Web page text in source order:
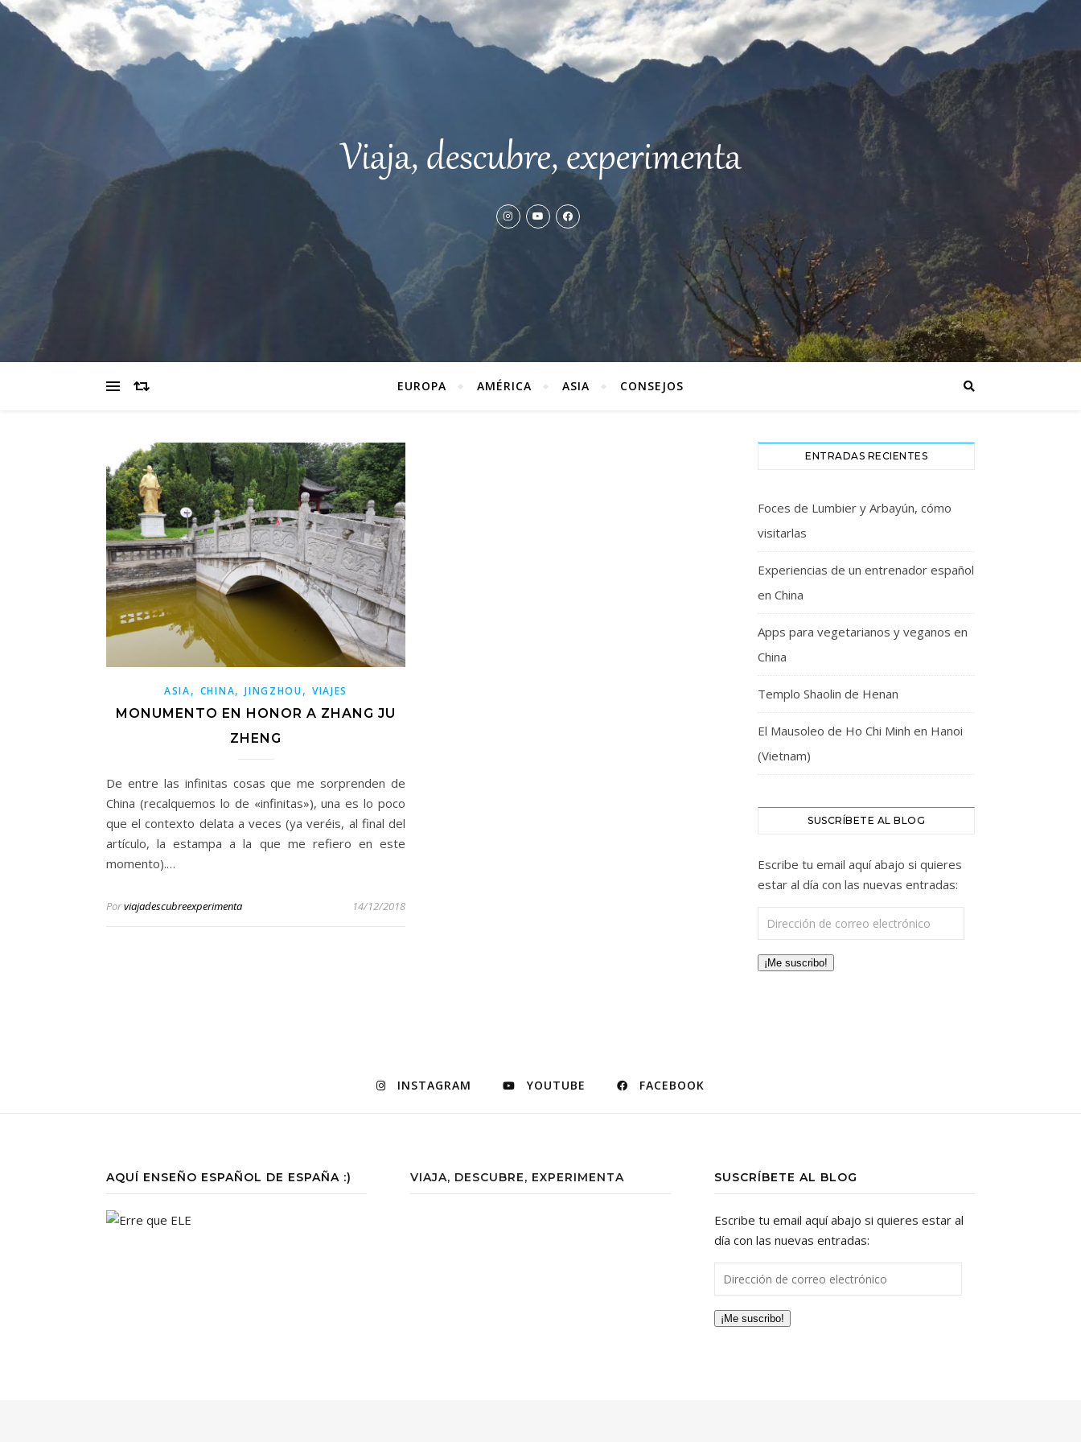
EUROPA AMÉRICA ASIA CONSEJOS
ASIA, CHINA,JINGZHOU, VIAJES
MONUMENTO EN HONOR A ZHANG JU
ZHENG
De entre las infinitas cosas que me sorprenden de
China (recalquemos lo de «infinitas»), una es lo poco
que el contexto delata a veces (ya veréis, al final del
artículo, la estampa a la que me refiero en este
momento).…
Porviajadescubreexperimenta 14/12/2018
ENTRADAS RECIENTES
Foces de Lumbier y Arbayún, cómo
visitarlas
Experiencias de un entrenador español
en China
Apps para vegetarianos y veganos en
China
Templo Shaolin de Henan
El Mausoleo de Ho Chi Minh en Hanoi
(Vietnam)
SUSCRÍBETE AL BLOG
Escribe tu email aquí abajo si quieres
estar al día con las nuevas entradas:
Dirección de correo electrónico
¡Me suscribo!
INSTAGRAM YOUTUBE FACEBOOK
AQUÍ ENSEÑO ESPAÑOL DE ESPAÑA :) VIAJA, DESCUBRE, EXPERIMENTA SUSCRÍBETE AL BLOG
Escribe tu email aquí abajo si quieres estar al
día con las nuevas entradas:
Dirección de correo electrónico
¡Me suscribo!